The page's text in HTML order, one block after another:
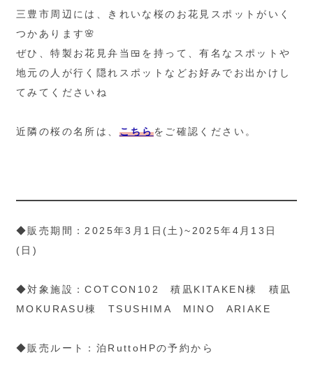
三豊市周辺には、きれいな桜のお花見スポットがいく
つかあります🌸
ぜひ、特製お花見弁当🍱を持って、有名なスポットや
地元の人が行く隠れスポットなどお好みでお出かけし
てみてくださいね
近隣の桜の名所は、 こちらをご確認ください。
◆販売期間：2025年3月1日(土)~2025年4月13日
(日)
◆対象施設：COTCON102 積凪KITAKEN棟 積凪
MOKURASU棟 TSUSHIMA MINO ARIAKE
◆販売ルート：泊RuttoHPの予約から